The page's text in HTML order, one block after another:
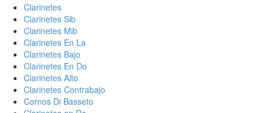
Clarinetes
Clarinetes Sib
Clarinetes Mib
Clarinetes En La
Clarinetes Bajo
Clarinetes En Do
Clarinetes Alto
Clarinetes Contrabajo
Cornos Di Basseto